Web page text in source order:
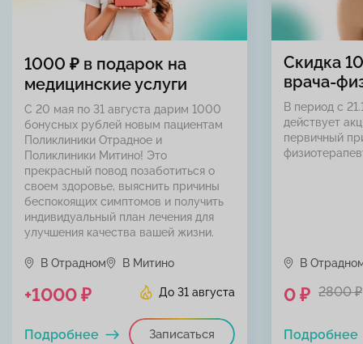
1000 ₽ в подарок на
медицинские услуги
С 20 мая по 31 августа дарим 1000
бонусных рублей новым пациентам
Поликлиники Отрадное и
Поликлиники Митино! Это
прекрасный повод позаботиться о
своем здоровье, выяснить причины
беспокоящих симптомов и получить
индивидуальный план лечения для
улучшения качества вашей жизни.
В Отрадном В Митино
До 31 августа
+1000 ₽
Записаться
Подробнее
Скидка
врача-
В период с
действует
первичный
В
0 ₽ 2800 ₽
Подробнее